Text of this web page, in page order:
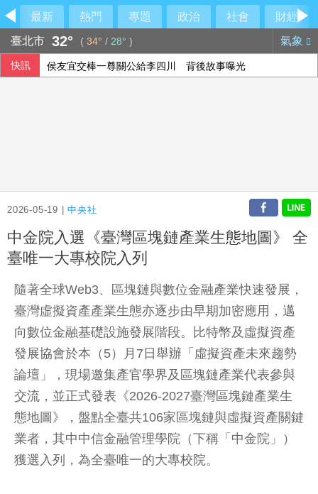
最新 熱門 專題 政治 社會
財經
臺北市 32° ( 34° / 28° ) 氣象
快訊 侯友宜交棒一尊關公給李四川 背後故事曝光
2026-05-19 |中央社
中金院入選《臺灣區塊鏈產業生態地圖》 全
臺唯一大專校院入列
隨著全球Web3、區塊鏈與數位金融產業快速發展，
臺灣虛擬資產產業生態亦逐步由早期加密應用，邁
向數位金融基礎設施發展階段。比特幣及虛擬資產
發展協會於本（5）月7日舉辦「虛擬資產未來趨勢
論壇」，現場邀集產官學界及區塊鏈產業代表參與
交流，並正式發表《2026-2027臺灣區塊鏈產業生
態地圖》，盤點全臺共106家區塊鏈與虛擬資產關鍵
業者，其中中信金融管理學院（下稱「中金院」）
獲選入列，為全臺唯一的大專校院。